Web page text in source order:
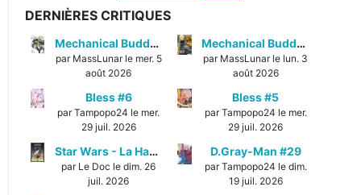
DERNIÈRES CRITIQUES
Mechanical Buddy Universe #1
par MassLunar le mer. 5
août 2026
Mechanical Buddy Universe #0
par MassLunar le lun. 3
août 2026
Bless #6
par Tampopo24 le mer.
29 juil. 2026
Bless #5
par Tampopo24 le mer.
29 juil. 2026
Star Wars - La Haute République - Un équilibre fragile
par Le Doc le dim. 26
juil. 2026
D.Gray-Man #29
par Tampopo24 le dim.
19 juil. 2026